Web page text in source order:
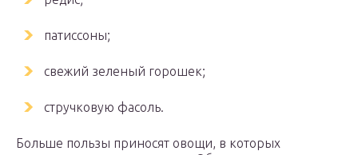
патиссоны;
свежий зеленый горошек;
стручковую фасоль.
Больше пользы приносят овощи, в которых